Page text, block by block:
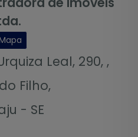
Leal, 290, ,
Filho,
- SE